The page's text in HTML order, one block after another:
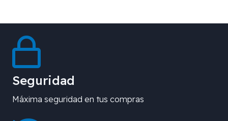
Seguridad
Máxima seguridad en tus compras